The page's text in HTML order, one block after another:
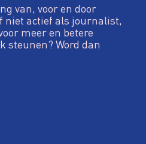
van, voor en door
niet actief als journalist,
meer en betere
steunen? Word dan